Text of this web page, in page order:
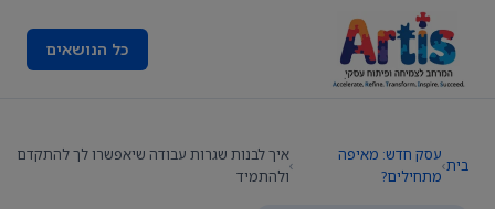
כל הנושאים
בית›
עסק חדש: מאיפה
מתחילים?
›
איך לבנות שגרות עבודה שיאפשרו לך להתקדם
ולהתמיד